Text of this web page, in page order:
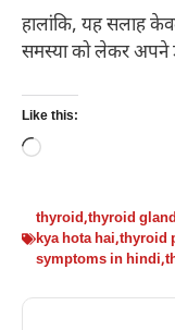
हालांकि, यह सलाह
समस्या को लेकर अपने
Like this:
Loading…
thyroid,thyroid gland
kya hota hai,thyroid
symptoms in hindi,